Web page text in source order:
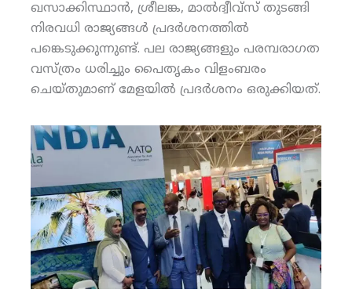
ഖസാക്കിസ്ഥാന്‍, ശ്രീലങ്ക, മാല്‍ദ്വീവ്‌സ് തുടങ്ങി
നിരവധി രാജ്യങ്ങള്‍ പ്രദര്‍ശനത്തില്‍
പങ്കെടുക്കുന്നുണ്ട്. പല രാജ്യങ്ങളും പരമ്പരാഗത
വസ്ത്രം ധരിച്ചും പൈതൃകം വിളംബരം
ചെയ്തുമാണ് മേളയില്‍ പ്രദര്‍ശനം ഒരുക്കിയത്.